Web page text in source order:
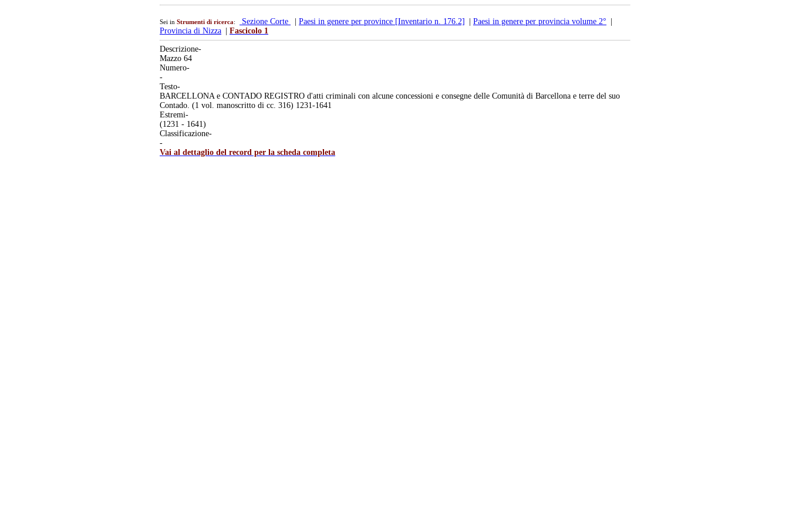
Sei in Strumenti di ricerca: Sezione Corte Paesi in genere per province [Inventario n. 176.2] Paesi in genere per provincia volume 2°
Provincia di Nizza
Fascicolo 1
Descrizione-
Mazzo 64
Numero-
-
Testo-
BARCELLONA e CONTADO REGISTRO d'atti criminali con alcune concessioni e consegne delle Comunità di Barcellona e terre del suo
Contado. (1 vol. manoscritto di cc. 316) 1231-1641
Estremi-
(1231 - 1641)
Classificazione-
-
Vai al dettaglio del record per la scheda completa